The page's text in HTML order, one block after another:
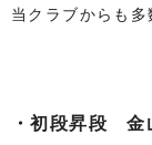
当クラブからも多
・初段昇段